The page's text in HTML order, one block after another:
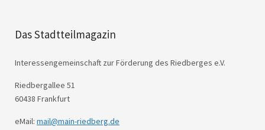
Das Stadtteilmagazin
Interessengemeinschaft zur Förderung des Riedberges e.V.
Riedbergallee 51
60438 Frankfurt
eMail: mail@main-riedberg.de